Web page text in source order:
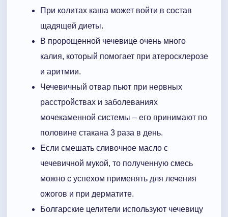
При колитах каша может войти в состав
щадящей диеты.
В пророщенной чечевице очень много
калия, который помогает при атеросклерозе
и аритмии.
Чечевичный отвар пьют при нервных
расстройствах и заболеваниях
мочекаменной системы – его принимают по
половине стакана 3 раза в день.
Если смешать сливочное масло с
чечевичной мукой, то полученную смесь
можно с успехом применять для лечения
ожогов и при дерматите.
Болгарские целители используют чечевицу